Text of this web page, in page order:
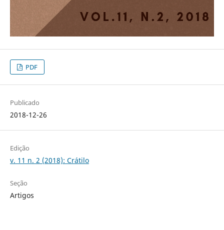
PDF
Publicado
2018-12-26
Edição
v. 11 n. 2 (2018): Crátilo
Seção
Artigos